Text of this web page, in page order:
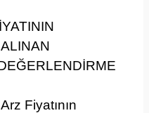
Fiyatının